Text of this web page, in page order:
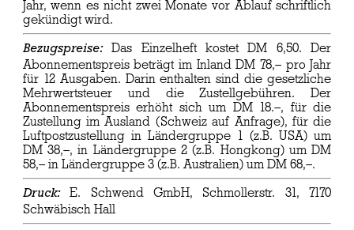
Jahr, wenn es nicht zwei Monate vor Ablauf schriftlich
gekündigt wird.
Bezugspreise:Das Einzelheft kostet DM 6,50. Der
Abonnementspreis beträgt im Inland DM 78,– pro Jahr
für 12 Ausgaben. Darin enthalten sind die gesetzliche
Mehrwertsteuer und die Zustellgebühren. Der
Abonnementspreis erhöht sich um DM 18.–, für die
Zustellung im Ausland (Schweiz auf Anfrage), für die
Luftpostzustellung in Ländergruppe 1 (z.B. USA) um
DM 38,–, in Ländergruppe 2 (z.B. Hongkong) um DM
58,– in Ländergruppe 3 (z.B. Australien) um DM 68,–.
Druck:E. Schwend GmbH, Schmollerstr. 31, 7170
Schwäbisch Hall